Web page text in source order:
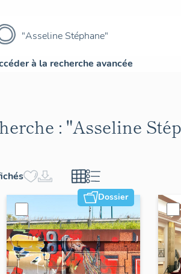
à la recherche avancée
: "Asseline
Dossier